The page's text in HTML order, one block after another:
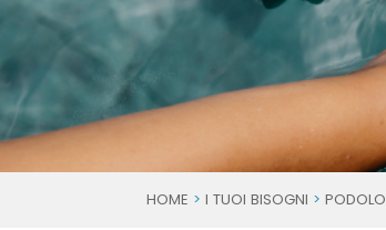
HOME > I TUOI BISOGNI >